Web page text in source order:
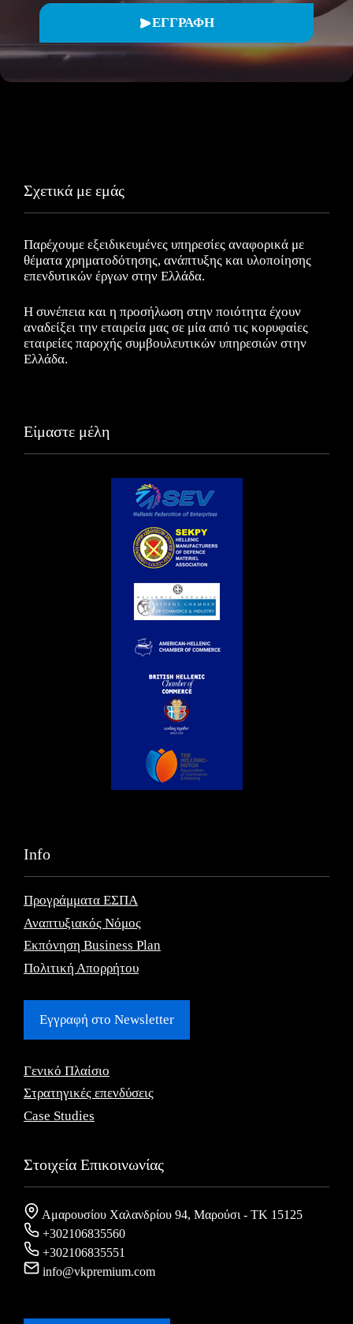
ΕΓΓΡΑΦΗ
Σχετικά με εμάς
Παρέχουμε εξειδικευμένες υπηρεσίες αναφορικά με
θέματα χρηματοδότησης, ανάπτυξης και υλοποίησης
επενδυτικών έργων στην Ελλάδα.
Η συνέπεια και η προσήλωση στην ποιότητα έχουν
αναδείξει την εταιρεία μας σε μία από τις κορυφαίες
εταιρείες παροχής συμβουλευτικών υπηρεσιών στην
Ελλάδα.
Είμαστε μέλη
Info
Προγράμματα ΕΣΠΑ
Αναπτυξιακός Νόμος
Εκπόνηση Business Plan
Πολιτική Απορρήτου
Εγγραφή στο Newsletter
Γενικό Πλαίσιο
Στρατηγικές επενδύσεις
Case Studies
Στοιχεία Επικοινωνίας
Αμαρουσίου Χαλανδρίου 94, Μαρούσι - ΤΚ 15125
+302106835560
+302106835551
info@vkpremium.com